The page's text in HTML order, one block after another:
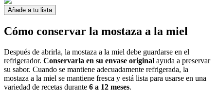
Añade a tu lista
Cómo conservar la mostaza a la miel
Después de abrirla, la mostaza a la miel debe guardarse en el
refrigerador. Conservarla en su envase original ayuda a preservar
su sabor. Cuando se mantiene adecuadamente refrigerada, la
mostaza a la miel se mantiene fresca y está lista para usarse en una
variedad de recetas durante 6 a 12 meses.